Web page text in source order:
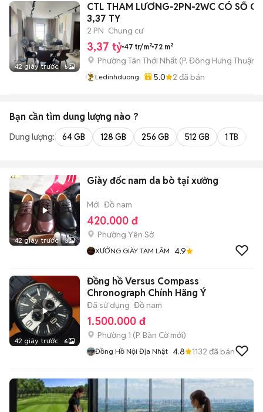
42 giây trước 5
CTL THAM LƯƠNG-2PN-2WC CÓ SỔ
3,37 TY
2 PN Chung cư
3,37 tỷ 47 tr/m² 72 m²
Phường Tân Thới Nhất (P. Đông Hưng Thuận
Ledinhduong 5.0 2 đã bán
Bạn cần tìm dung lượng nào ?
Dung lượng: 64 GB 128 GB 256 GB 512 GB 1 TB
42 giây trước 3
Giày đốc nam da bò tại xưởng
Mới Đồ nam
420.000 đ
Phường Yên Sở
XƯỞNG GIÀY TAM LÂM 4.9
42 giây trước 6
Đồng hồ Versus Compass
Chronograph Chính Hãng Ý
Đã sử dụng Đồ nam
1.500.000 đ
Phường 1 (P. Bàn Cờmới)
Đồng Hồ Nội Địa Nhật 4.8 1132 đã bán